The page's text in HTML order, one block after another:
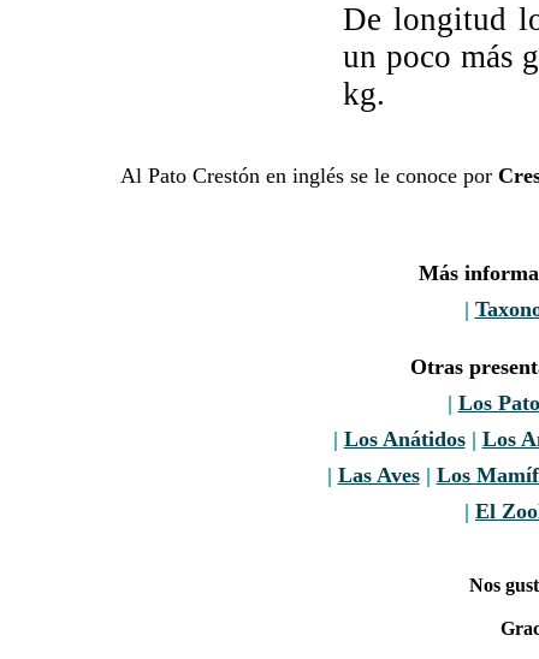
De longitud
un poco más
kg.
Al Pato Crestón en inglés se le conoce por
Más
|
Otras
| Los
| Los Anátidos| Los
| Las Aves| Los
| El
Nos